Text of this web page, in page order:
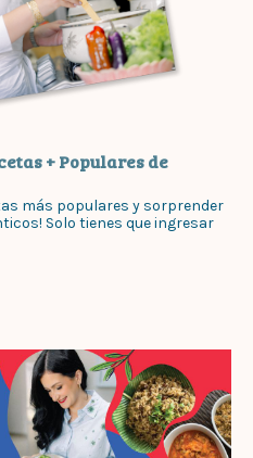
+ Populares de
más populares y sorprender
Solo tienes que ingresar